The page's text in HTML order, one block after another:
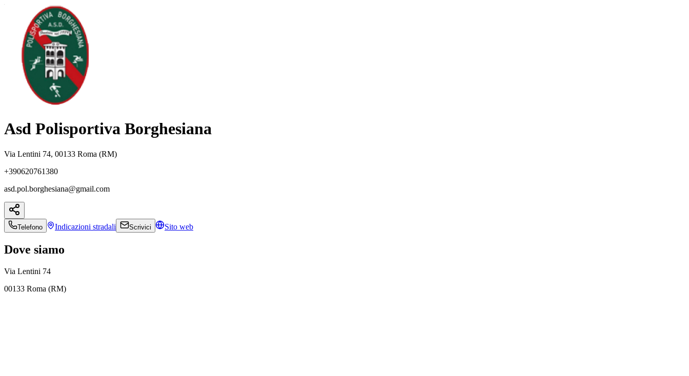
Asd Polisportiva Borghesiana
Via Lentini 74, 00133 Roma (RM)
+390620761380
asd.pol.borghesiana@gmail.com
Telefono Indicazioni stradali Scrivici Sito web
Dove siamo
Via Lentini 74
00133 Roma (RM)